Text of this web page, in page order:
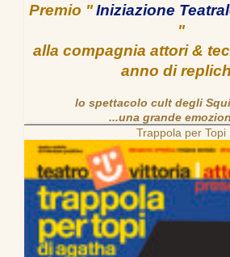
Premio "Iniziazione
"
alla compagnia attori &
anno di
lo spettacolo cult degli
...una grande
Trappola per Topi